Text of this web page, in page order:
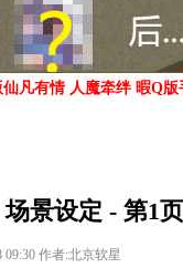
凡有情 人魔牵绊 暇Q版
场景设定 - 第1页
09:30 作者:北京软星